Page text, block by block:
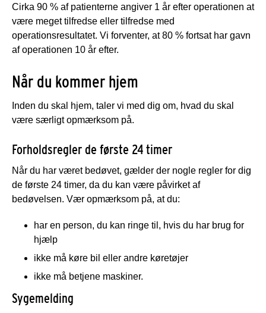
Cirka 90 % af patienterne angiver 1 år efter operationen at
være meget tilfredse eller tilfredse med
operationsresultatet. Vi forventer, at 80 % fortsat har gavn
af operationen 10 år efter.
Når du kommer hjem
Inden du skal hjem, taler vi med dig om, hvad du skal
være særligt opmærksom på.
Forholdsregler de første 24 timer
Når du har været bedøvet, gælder der nogle regler for dig
de første 24 timer, da du kan være påvirket af
bedøvelsen. Vær opmærksom på, at du:
har en person, du kan ringe til, hvis du har brug for
hjælp
ikke må køre bil eller andre køretøjer
ikke må betjene maskiner.
Sygemelding